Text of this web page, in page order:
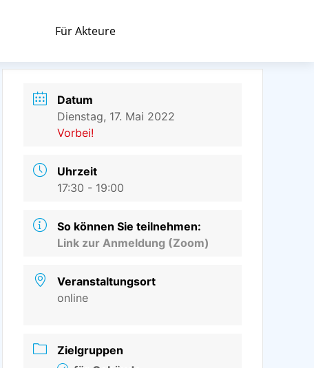
Für Akteure
Datum
Dienstag, 17. Mai 2022
Vorbei!
Uhrzeit
17:30 - 19:00
So können Sie teilnehmen:
Link zur Anmeldung (Zoom)
Veranstaltungsort
online
Zielgruppen